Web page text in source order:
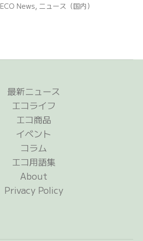
ECO News, ニュース（国内）
最新ニュース
エコライフ
エコ商品
イベント
コラム
エコ用語集
About
Privacy Policy